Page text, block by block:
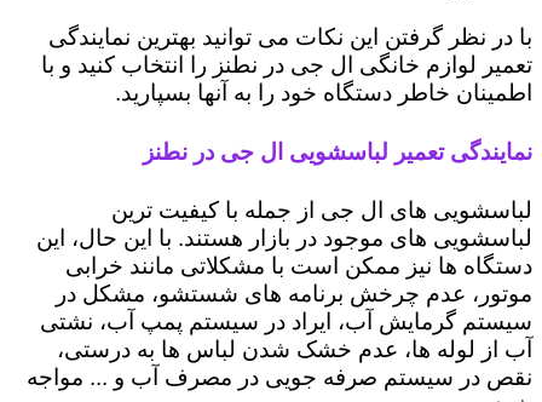
با در نظر گرفتن این نکات می توانید بهترین نمایندگی
تعمیر لوازم خانگی ال جی در نطنز را انتخاب کنید و با
اطمینان خاطر دستگاه خود را به آنها بسپارید.
نمایندگی تعمیر لباسشویی ال جی در نطنز
لباسشویی های ال جی از جمله با کیفیت ترین
لباسشویی های موجود در بازار هستند. با این حال، این
دستگاه ها نیز ممکن است با مشکلاتی مانند خرابی
موتور، عدم چرخش برنامه های شستشو، مشکل در
سیستم گرمایش آب، ایراد در سیستم پمپ آب، نشتی
آب از لوله ها، عدم خشک شدن لباس ها به درستی،
نقص در سیستم صرفه جویی در مصرف آب و ... مواجه